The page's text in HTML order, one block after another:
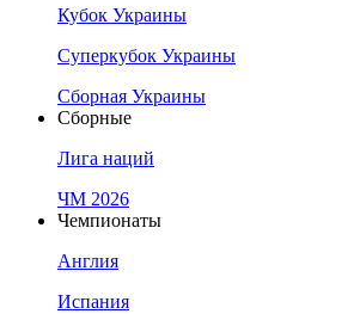
Кубок Украины
Суперкубок Украины
Сборная Украины
Сборные
Лига наций
ЧМ 2026
Чемпионаты
Англия
Испания